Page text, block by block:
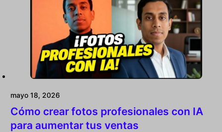
mayo 18, 2026
Cómo crear fotos profesionales con IA
para aumentar tus ventas